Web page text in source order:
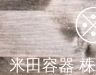
米田容器